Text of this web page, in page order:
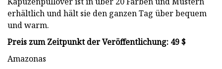
erhältlich und hält sie den ganzen Tag über bequem
und warm.
Preis zum Zeitpunkt der Veröffentlichung: 49 $
Amazonas